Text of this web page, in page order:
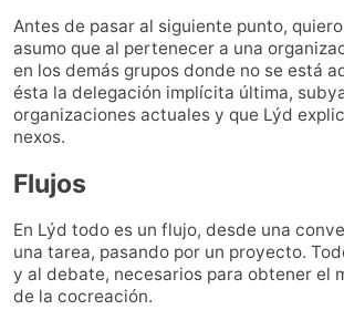
Antes de pasar al siguiente punto,
asumo que al pertenecer a una
en los demás grupos donde no se está
ésta la delegación implícita última,
organizaciones actuales y que Lýd
nexos.
Flujos
En Lýd todo es un flujo, desde una
una tarea, pasando por un proyecto.
y al debate, necesarios para obtener el
de la cocreación.